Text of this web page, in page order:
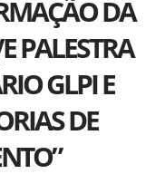
DA
PALESTRA
GLPI E
DE